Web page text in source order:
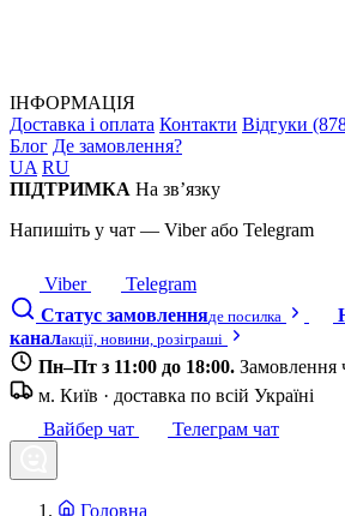
ІНФОРМАЦІЯ
Доставка і оплата Контакти Відгуки
Блог Де замовлення?
UA RU
ПІДТРИМКА На зв’язку
Напишіть у чат — Viber або Telegram
Viber
Telegram
Статус замовленняде посилка
каналакції, новини, розіграші
Пн–Пт з 11:00 до 18:00. Замовлення
м. Київ · доставка по всій Україні
Вайбер чат
Телеграм чат
Головна